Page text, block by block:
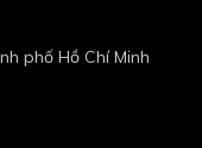
phố Hồ Chí Minh